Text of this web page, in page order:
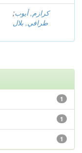
كرازم, أيوب;
طرافي, بلال
1
1
1